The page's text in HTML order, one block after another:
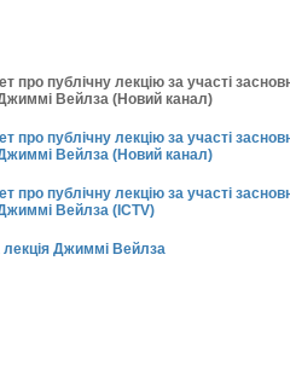
про публічну лекцію за участі
Джиммі Вейлза (Новий канал)
про публічну лекцію за участі
Джиммі Вейлза (Новий канал)
про публічну лекцію за участі
Джиммі Вейлза (ICTV)
лекція Джиммі Вейлза